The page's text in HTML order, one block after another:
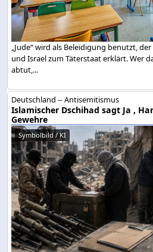
„Jude“ wird als Beleidigung benutzt,
und Israel zum Täterstaat erklärt. Wer
abtut,...
Deutschland -- Antisemitismus
Islamischer Dschihad sagt Ja ,
Gewehre
Symbolbild / KI